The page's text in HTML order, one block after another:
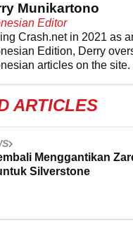
Munikartono
Editor
Crash.net in 2021 as
Edition, Derry
articles on the site.
ARTICLES
Menggantikan
Silverstone